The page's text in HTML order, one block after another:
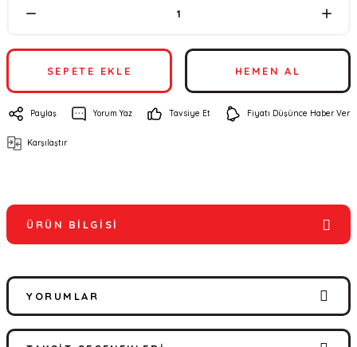
SEPETE EKLE HEMEN AL
Paylaş Yorum Yaz Tavsiye Et Fiyatı Düşünce Haber Ver
Karşılaştır
ÜRÜN BILGISI
YORUMLAR